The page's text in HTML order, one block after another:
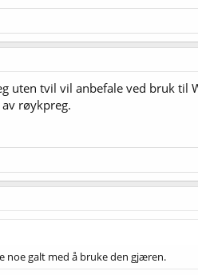
uten tvil vil anbefale ved bruk til
røykpreg.
noe galt med å bruke den gjæren.